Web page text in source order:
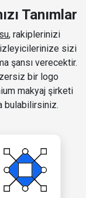
Tanımlar
, rakiplerinizi
izleyicilerinize sizi
şansı verecektir.
bir logo
makyaj şirketi
bulabilirsiniz.